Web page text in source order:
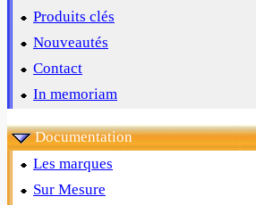
Produits clés
Nouveautés
Contact
In memoriam
Documentation
Les marques
Sur Mesure